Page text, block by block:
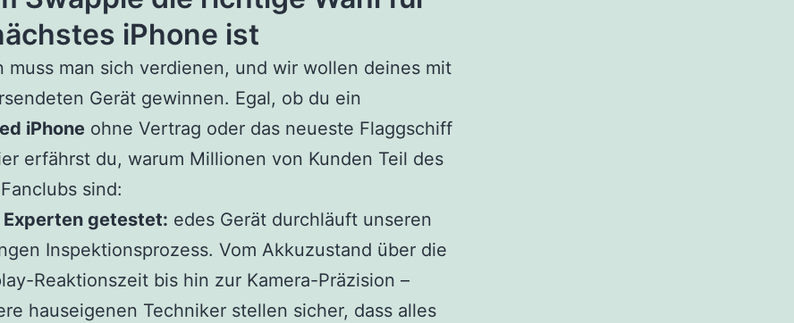
iPhone ist
muss man sich verdienen, und wir wollen deines mit
Gerät gewinnen. Egal, ob du ein
iPhone ohne Vertrag oder das neueste Flaggschiff
erfährst du, warum Millionen von Kunden Teil des
sind:
Experten getestet: edes Gerät durchläuft unseren
Inspektionsprozess. Vom Akkuzustand über die
Reaktionszeit bis hin zur Kamera-Präzision –
hauseigenen Techniker stellen sicher, dass alles